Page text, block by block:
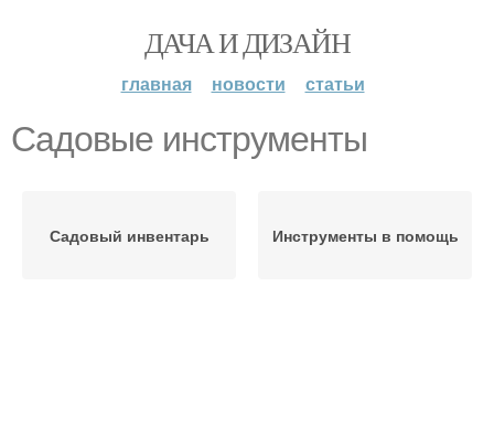
ДАЧА И ДИЗАЙН
главная новости статьи
Садовые инструменты
Садовый инвентарь Инструменты в помощь